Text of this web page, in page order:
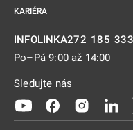
KARIÉRA
INFOLINKA272 185 333
Po–Pá 9:00 až 14:00
Sledujte nás
Odkaz se otevře na
Odkaz seOdkaz